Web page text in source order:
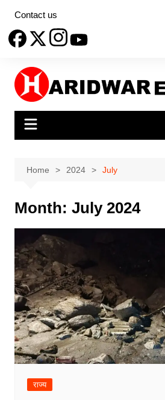
content
Contact us
Home 2024 July
Month: July 2024
राज्य